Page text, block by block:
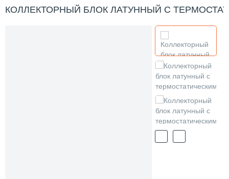
КОЛЛЕКТОРНЫЙ БЛОК ЛАТУННЫЙ С